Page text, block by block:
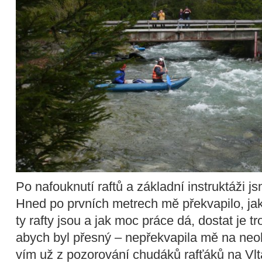
Po nafouknutí raftů a základní instruktáži
Hned po prvních metrech mě překvapilo,
ty rafty jsou a jak moc práce dá, dostat je
abych byl přesný – nepřekvapila mě na
vím už z pozorování chudáků rafťáků na